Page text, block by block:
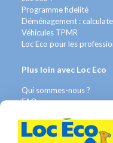
Programme fidelité
Déménagement :
Véhicules TPMR
Loc Eco pour les
Plus loin avec Loc Eco
Qui sommes-nous ?
FAQ
Nous recrutons
Avis Clients